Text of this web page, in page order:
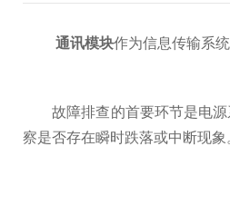
通讯模块作为信息传输系
故障排查的首要环节是电源
察是否存在瞬时跌落或中断现